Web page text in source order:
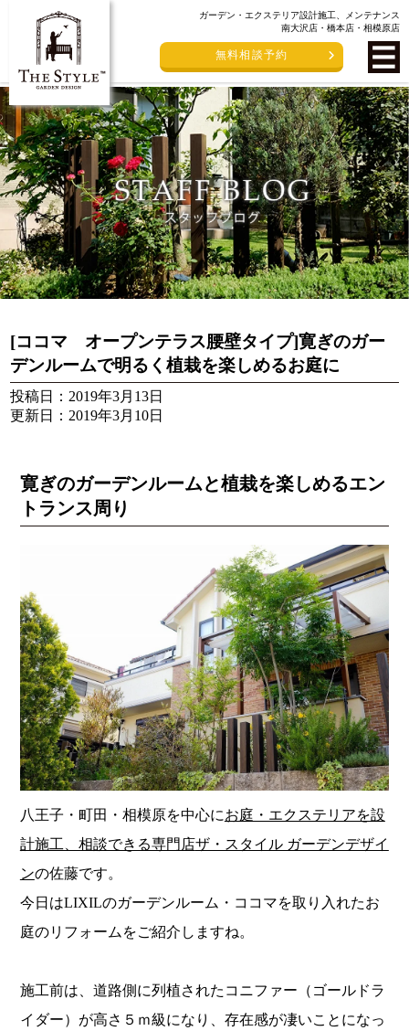
無料相談予約
ガーデン・エクステリア設計施工、メンテナンス
南大沢店・橋本店・相模原店
[ココマ オープンテラス腰壁タイプ]寛ぎのガー
デンルームで明るく植栽を楽しめるお庭に
投稿日：2019年3月13日
更新日：2019年3月10日
寛ぎのガーデンルームと植栽を楽しめるエン
トランス周り
八王子・町田・相模原を中心にお庭・エクステリアを設
計施工、相談できる専門店ザ・スタイル ガーデンデザイ
ンの佐藤です。
今日はLIXILのガーデンルーム・ココマを取り入れたお
庭のリフォームをご紹介しますね。
施工前は、道路側に列植されたコニファー（ゴールドラ
イダー）が高さ５ｍ級になり、存在感が凄いことになっ